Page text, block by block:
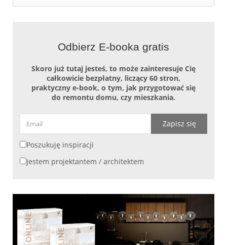
Odbierz E-booka gratis
Skoro już tutaj jesteś, to może zainteresuje Cię
całkowicie bezpłatny, liczący 60 stron,
praktyczny e-book, o tym, jak przygotować się
do remontu domu, czy mieszkania.
Zapisz się
Poszukuję inspiracji
Jestem projektantem / architektem